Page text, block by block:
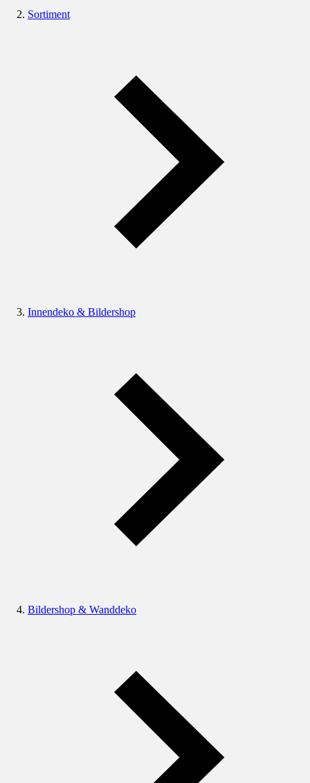
Sortiment
Innendeko & Bildershop
Bildershop & Wanddeko